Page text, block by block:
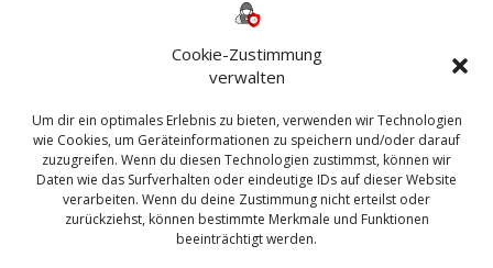
Cookie-Zustimmung
verwalten
Um dir ein optimales Erlebnis zu bieten, verwenden wir Technologien
wie Cookies, um Geräteinformationen zu speichern und/oder darauf
zuzugreifen. Wenn du diesen Technologien zustimmst, können wir
Daten wie das Surfverhalten oder eindeutige IDs auf dieser Website
verarbeiten. Wenn du deine Zustimmung nicht erteilst oder
zurückziehst, können bestimmte Merkmale und Funktionen
beeinträchtigt werden.
Bautagebuch
Exchange firewall Fritzbox
Microsoft
Sanierung SBS Security Server Sicherheit
Sicherung SIEM Sophos SSL Ubuntu
Update Upgrade UTM VCenter VCSA Veeam
VMWare VPN WAZUH Windows
Zertifikat